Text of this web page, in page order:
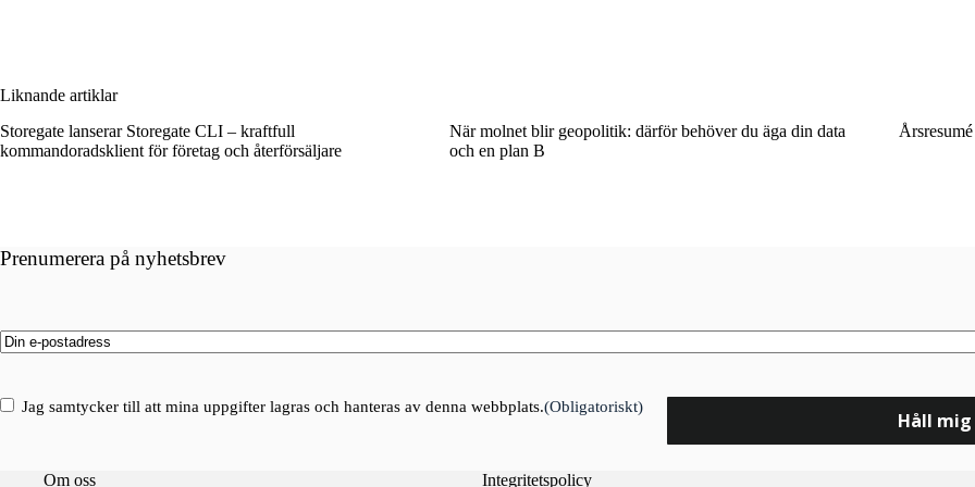
Liknande artiklar
Storegate lanserar Storegate CLI – kraftfull
kommandoradsklient för företag och återförsäljare
När molnet blir geopolitik: därför behöver du äga din data
och en plan B
Prenumerera på nyhetsbrev
Email(Obligatoriskt)
Consent(Obligatoriskt)
Jag samtycker till att mina uppgifter lagras och hanteras av denna webbplats.(Obligatoriskt)
Om oss Integritetspolicy